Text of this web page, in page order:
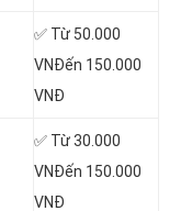
✅ Từ 50.000
VNĐến 150.000
VNĐ
✅ Từ 30.000
VNĐến 150.000
VNĐ